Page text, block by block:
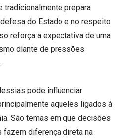
tradicionalmente prepara
do Estado e no respeito
reforça a expectativa de uma
diante de pressões
pode influenciar
aqueles ligados à
São temas em que decisões
diferença direta na